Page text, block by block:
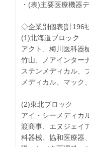
・(表)主要医療機器
◇企業別個表[計196
(1)北海道ブロック
アクト、梅川医科器
竹山、ノアインター
ステンメディカル、
メディカル、マック
(2)東北ブロック
アイ・シーメディカ
渡商事、エヌジェイ
科器械、協和医療器